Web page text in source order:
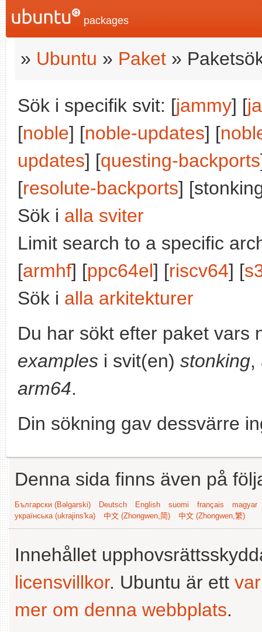
packages
» Ubuntu » Paket »
Sök i specifik svit: [jammy] [
[noble] [noble-updates] [
updates] [questing-backports
[resolute-backports]
Sök i alla sviter
Limit search to a specific
[armhf] [ppc64el] [riscv64] [
Sök i alla arkitekturer
Du har sökt efter paket vars
examples i svit(en) stonking,
arm64.
Din sökning gav dessvärre
Denna sida finns även på
Български (Bəlgarski) Deutsch English suomi français
magyar
українська (ukrajins'ka)
中文 (Zhongwen,简) 中文 (Zhongwen,繁)
Innehållet
licensvillkor. Ubuntu är ett
mer om denna webbplats.